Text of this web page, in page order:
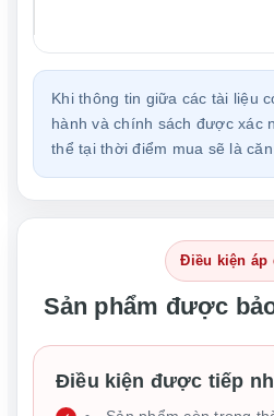
Khi thông tin giữa các tài liệu
hành và chính sách được xác
thể tại thời điểm mua sẽ là căn
Điều kiện áp
Sản phẩm được
Điều kiện được tiếp